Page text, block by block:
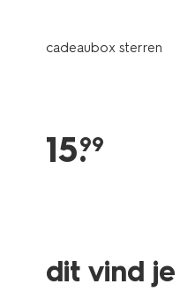
cadeaubox sterren
15.
99
dit vind